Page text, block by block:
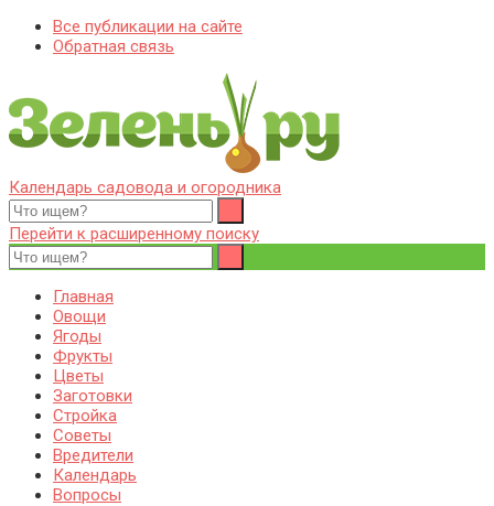
Все публикации на сайте
Обратная связь
Zelenj.ru – все про садоводство, земледелие, фермерство и
птицеводство
Особенности садоводства, земледелия, фермерства и
птицеводства. Выращивания культур, сбор и хранение урожая.
Уход за дачным участком, деревьями и кустами. Полезные
советы дачникам и садоводам
Календарь садовода и огородника
Перейти к расширенному поиску
Главная
Овощи
Ягоды
Фрукты
Цветы
Заготовки
Стройка
Советы
Вредители
Календарь
Вопросы